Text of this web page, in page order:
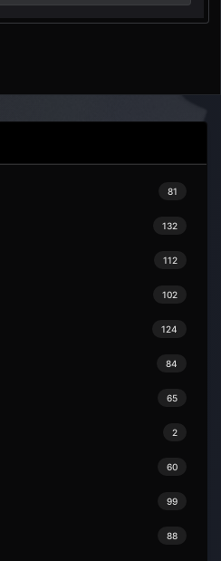
81
132
112
102
124
84
65
2
60
99
88